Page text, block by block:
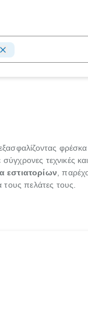
φρέσκα
τεχνικές
εστιατορίων ,
πελάτες τους.